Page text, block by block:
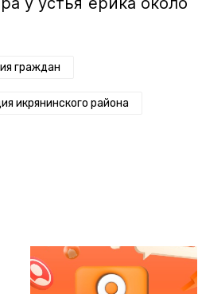
граждан
икрянинского района